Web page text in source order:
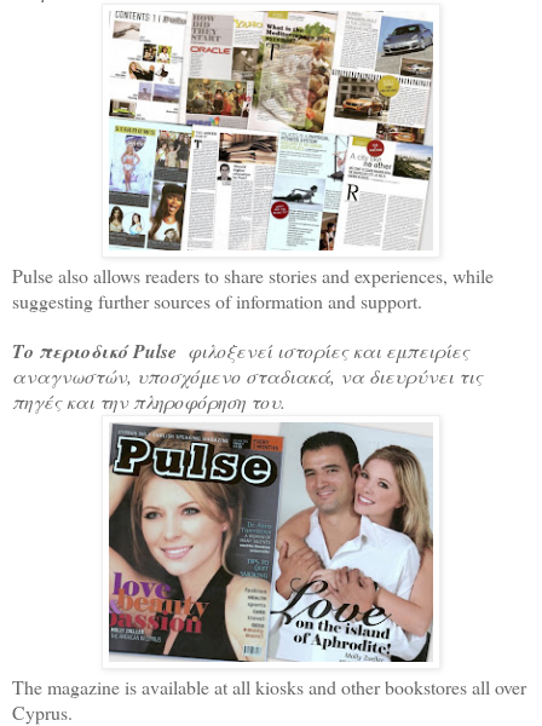
Pulse also allows readers to share stories and experiences, while
suggesting further sources of information and support.
Το περιοδικό Pulse φιλοξενεί ιστορίες και εμπειρίες
αναγνωστών, υποσχόμενο σταδιακά, να διευρύνει τις
πηγές και την πληροφόρηση του.
The magazine is available at all kiosks and other bookstores all over
Cyprus.